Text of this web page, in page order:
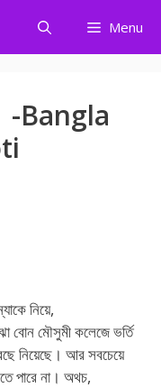
Menu
-Bangla
নিয়ে,
বোন মৌসুমী কলেজে ভর্তি
নিয়েছে। আর সবচেয়ে
পারে না। অথচ,